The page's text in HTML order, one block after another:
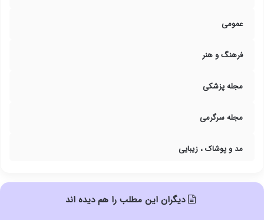
عمومی
فرهنگ و هنر
مجله پزشکی
مجله سرگرمی
مد و پوشاک ، زیبایی
دیگران این مطلب را هم دیده اند